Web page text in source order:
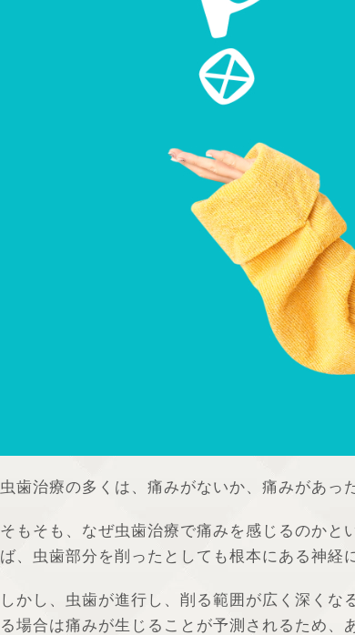
虫歯治療の多くは、痛みがないか、痛みがあっ
そもそも、なぜ虫歯治療で痛みを感じるのか
ば、虫歯部分を削ったとしても根本にある神経
しかし、虫歯が進行し、削る範囲が広く深く
る場合は痛みが生じることが予測されるため、